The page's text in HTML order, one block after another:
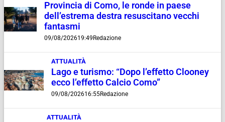
Provincia di Como, le ronde in paese
dell’estrema destra resuscitano vecchi
fantasmi
09/08/202619:49 Redazione
ATTUALITÀ
Lago e turismo: “Dopo l’effetto Clooney
ecco l’effetto Calcio Como”
09/08/202616:55Redazione
ATTUALITÀ